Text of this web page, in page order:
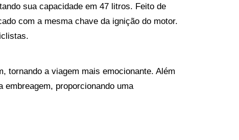
sua capacidade em 47 litros. Feito de
com a mesma chave da ignição do motor.
tornando a viagem mais emocionante. Além
proporcionando uma